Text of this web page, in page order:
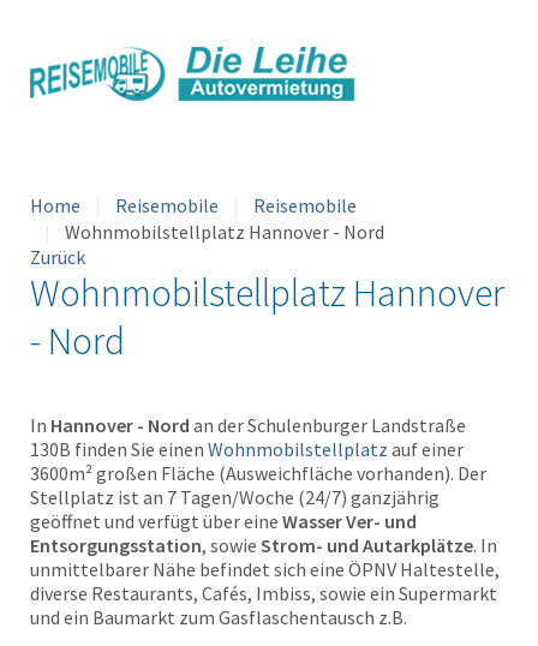
Home Reisemobile
Reisemobile
Wohnmobilstellplatz Hannover - Nord
Zurück
Wohnmobilstellplatz Hannover
- Nord
In Hannover - Nord an der Schulenburger Landstraße
130B finden Sie einen Wohnmobilstellplatz auf einer
3600m² großen Fläche (Ausweichfläche vorhanden). Der
Stellplatz ist an 7 Tagen/Woche (24/7) ganzjährig
geöffnet und verfügt über eine Wasser Ver- und
Entsorgungsstation, sowie Strom- und Autarkplätze. In
unmittelbarer Nähe befindet sich eine ÖPNV Haltestelle,
diverse Restaurants, Cafés, Imbiss, sowie ein Supermarkt
und ein Baumarkt zum Gasflaschentausch z.B.